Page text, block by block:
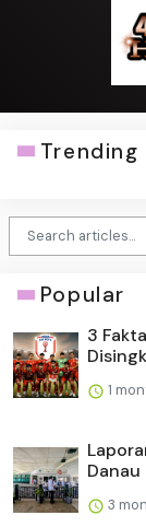
Trending
Popular
3
1
Danau
3